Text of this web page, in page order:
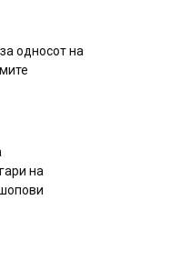
односот на
на